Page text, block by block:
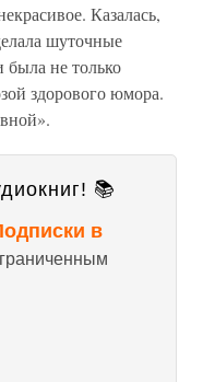
Казалась,
шуточные
была не только
здорового юмора.
📚
в